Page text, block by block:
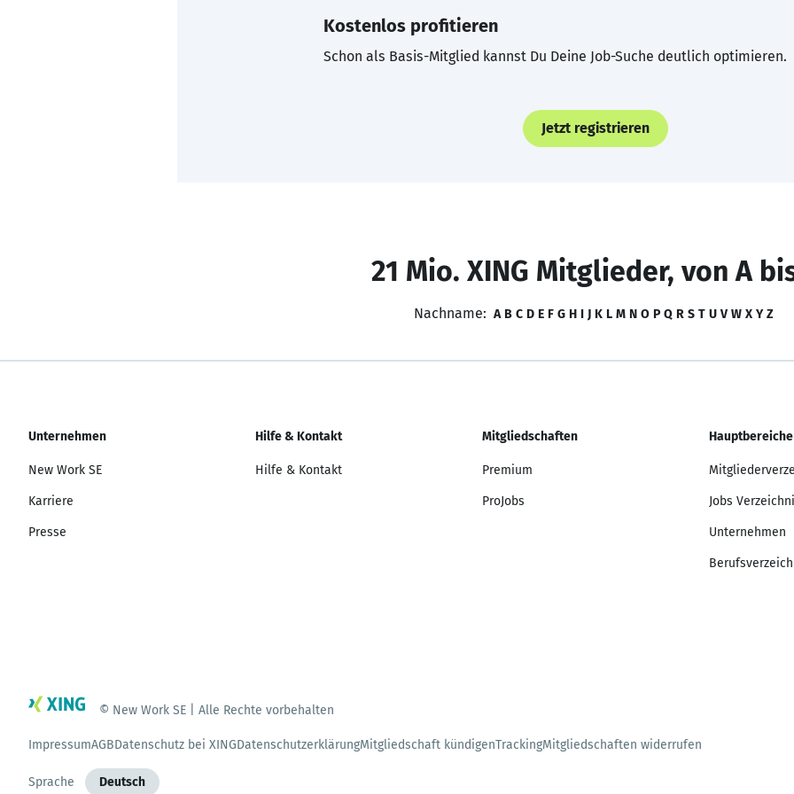
Kostenlos profitieren
Schon als Basis-Mitglied kannst Du Deine Job-Suche deutlich optimieren.
Jetzt registrieren
21 Mio. XING Mitglieder, von A
Nachname: A B C D E F G H I J K L M N O P Q R S T U V W X Y Z
Unternehmen
New Work SE
Karriere
Presse
Hilfe & Kontakt
Hilfe & Kontakt
Mitgliedschaften
Premium
ProJobs
Hauptbereiche
Jobs
Unternehmen
© New Work SE | Alle Rechte vorbehalten
ImpressumAGBDatenschutz bei XINGDatenschutzerklärungMitgliedschaft kündigenTrackingMitgliedschaften widerrufen
Sprache Deutsch